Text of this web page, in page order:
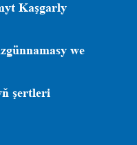
Kaşgarly
we
şertleri